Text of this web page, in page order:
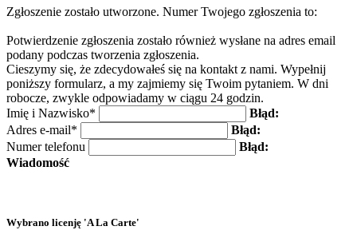
Zgłoszenie zostało utworzone. Numer Twojego zgłoszenia to:
Potwierdzenie zgłoszenia zostało również wysłane na adres email
podany podczas tworzenia zgłoszenia.
Cieszymy się, że zdecydowałeś się na kontakt z nami. Wypełnij
poniższy formularz, a my zajmiemy się Twoim pytaniem. W dni
robocze, zwykle odpowiadamy w ciągu 24 godzin.
Imię i Nazwisko*
Błąd:
Adres e-mail*
Błąd:
Numer telefonu
Błąd:
Wiadomość
Wybrano licenję 'A La Carte'